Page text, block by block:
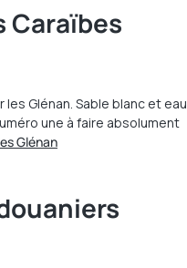
Caraïbes
Glénan. Sable blanc et eau
une à faire absolument
Glénan